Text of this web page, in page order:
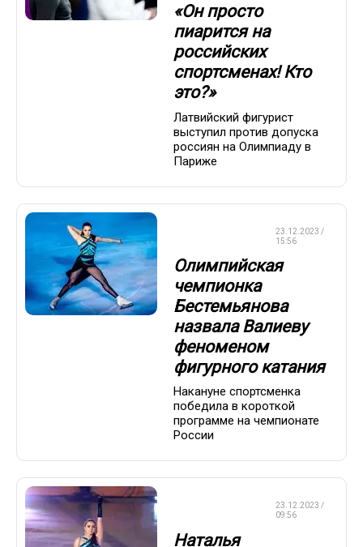
«Он просто
пиарится на
российских
спортсменах! Кто
это?»
Латвийский фигурист
выступил против допуска
россиян на Олимпиаду в
Париже
23.12.2023 /
15:56
Олимпийская
чемпионка
Бестемьянова
назвала Валиеву
феноменом
фигурного катания
Накануне спортсменка
победила в короткой
программе на чемпионате
России
23.12.2023 /
09:56
Наталья